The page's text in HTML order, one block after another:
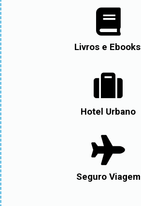
Livros e Ebooks
Hotel Urbano
Seguro Viagem